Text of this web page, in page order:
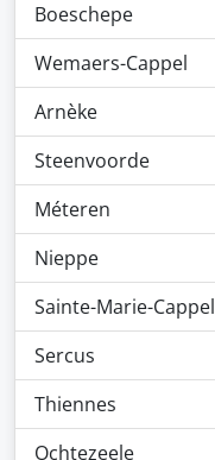
Boeschepe
Wemaers-Cappel
Arnèke
Steenvoorde
Méteren
Nieppe
Sainte-Marie-Cappel
Sercus
Thiennes
Ochtezeele